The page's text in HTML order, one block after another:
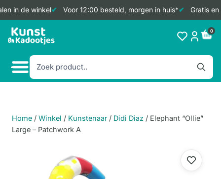
in de winkel Voor 12:00 besteld, morgen in huis* Gratis en
Doorgaan
naar
0
Home / Winkel / Kunstenaar / Didi Diaz / Elephant “Ollie”
Large – Patchwork A